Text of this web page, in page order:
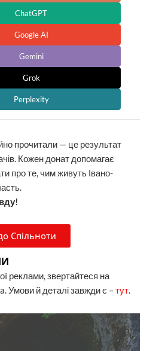
ChatGPT
Google AI
Gemini
Grok
Perplexity
прочитали — це результат
Кожен донат допомагає
про те, чим живуть Івано-
Спільноти
реклами, звертайтеся на
Умови й деталі завжди є –тут.